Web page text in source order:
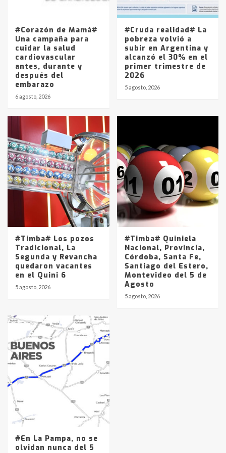
La Pampa, desde YPF hasta Axion
entre 857 a 1338 pesos
#Corazón de Mamá#
Una campaña para
cuidar la salud
cardiovascular
antes, durante y
después del
embarazo
6 agosto, 2026
#Cruda realidad# La
pobreza volvió a
subir en Argentina y
alcanzó el 30% en el
primer trimestre de
2026
5 agosto, 2026
#Timba# Los pozos
Tradicional, La
Segunda y Revancha
quedaron vacantes
en el Quini 6
5 agosto, 2026
#Timba# Quiniela
Nacional, Provincia,
Córdoba, Santa Fe,
Santiago del Estero,
Montevideo del 5 de
Agosto
5 agosto, 2026
#En La Pampa, no se
olvidan nunca del 5